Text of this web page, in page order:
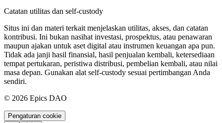
Catatan utilitas dan self-custody
Situs ini dan materi terkait menjelaskan utilitas, akses, dan catatan
kontribusi. Ini bukan nasihat investasi, prospektus, atau penawaran
maupun ajakan untuk aset digital atau instrumen keuangan apa pun.
Tidak ada janji hasil finansial, hasil penjualan kembali, ketersediaan
tempat pertukaran, peristiwa distribusi, pembelian kembali, atau nilai
masa depan. Gunakan alat self-custody sesuai pertimbangan Anda
sendiri.
© 2026 Epics DAO
Pengaturan cookie